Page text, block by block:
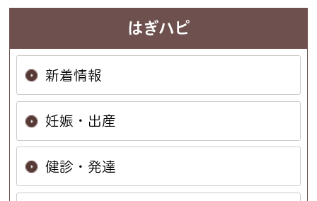
はぎハピ
新着情報
妊娠・出産
健診・発達